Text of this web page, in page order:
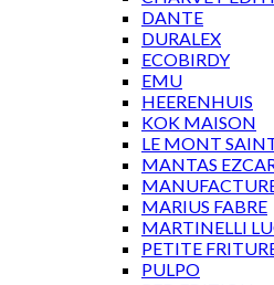
DANTE
DURALEX
ECOBIRDY
EMU
HEERENHUIS
KOK MAISON
LE MONT
MANTAS
MARIUS FABRE
MARTINELLI
PETITE
PULPO